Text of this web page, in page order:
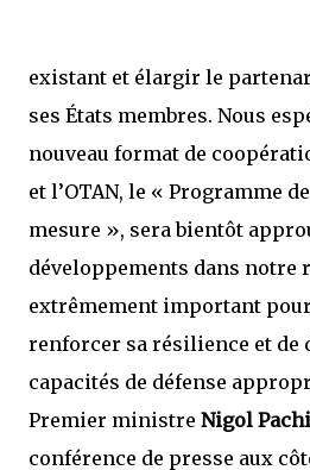
existant et élargir le
ses États membres. Nous
nouveau format de
et l’OTAN, le « Programme
mesure », sera bientôt
développements dans notre
extrêmement important pour
renforcer sa résilience et de
capacités de défense
Premier ministre Nigol
conférence de presse aux